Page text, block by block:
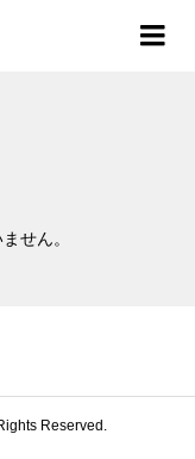
せん。
Reserved.